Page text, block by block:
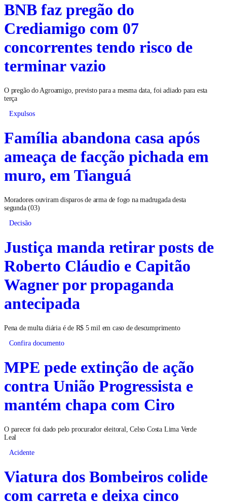
BNB faz pregão do
Crediamigo com 07
concorrentes tendo risco de
terminar vazio
O pregão do Agroamigo, previsto para a mesma data, foi adiado para esta
terça
Expulsos
Família abandona casa após
ameaça de facção pichada em
muro, em Tianguá
Moradores ouviram disparos de arma de fogo na madrugada desta
segunda (03)
Decisão
Justiça manda retirar posts de
Roberto Cláudio e Capitão
Wagner por propaganda
antecipada
Pena de multa diária é de R$ 5 mil em caso de descumprimento
Confira documento
MPE pede extinção de ação
contra União Progressista e
mantém chapa com Ciro
O parecer foi dado pelo procurador eleitoral, Celso Costa Lima Verde
Leal
Acidente
Viatura dos Bombeiros colide
com carreta e deixa cinco